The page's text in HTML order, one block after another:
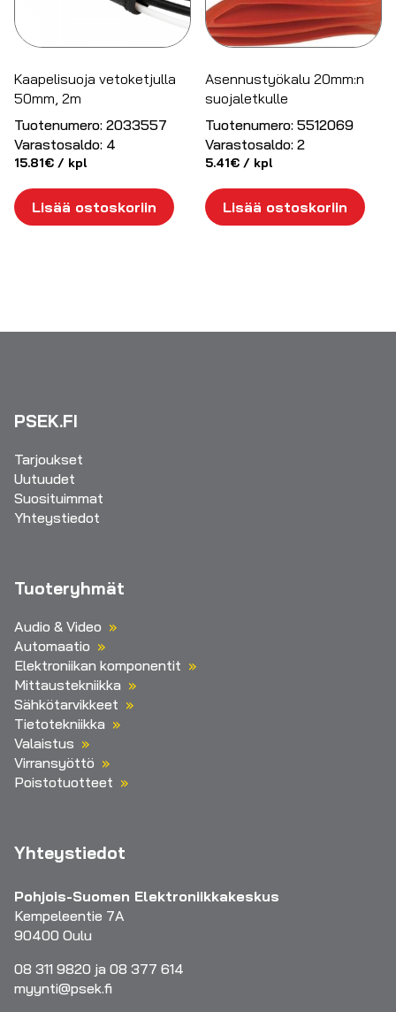
Kaapelisuoja vetoketjulla
50mm, 2m
Tuotenumero: 2033557
Varastosaldo: 4
15.81€ / kpl
Lisää ostoskoriin
Asennustyökalu 20mm:n
suojaletkulle
Tuotenumero: 5512069
Varastosaldo: 2
5.41€ / kpl
Lisää ostoskoriin
PSEK.FI
Tarjoukset
Uutuudet
Suosituimmat
Yhteystiedot
Tuoteryhmät
Audio & Video
Automaatio
Elektroniikan komponentit
Mittaustekniikka
Sähkötarvikkeet
Tietotekniikka
Valaistus
Virransyöttö
Poistotuotteet
Yhteystiedot
Pohjois-Suomen Elektroniikkakeskus
Kempeleentie 7A
90400 Oulu
08 311 9820 ja 08 377 614
myynti@psek.fi